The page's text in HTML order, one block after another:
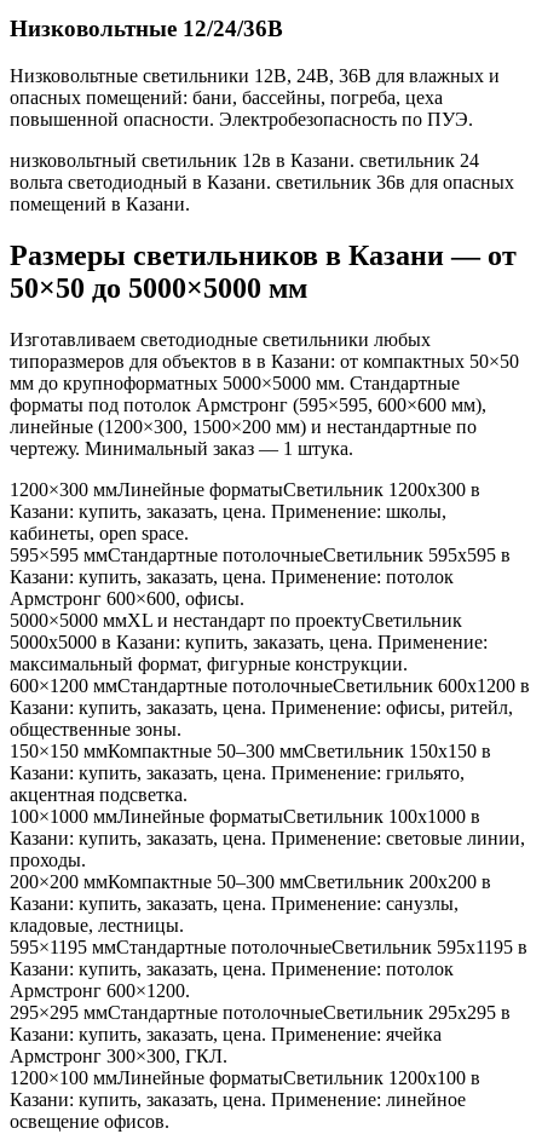
Низковольтные 12/24/36В
Низковольтные светильники 12В, 24В, 36В для влажных и
опасных помещений: бани, бассейны, погреба, цеха
повышенной опасности. Электробезопасность по ПУЭ.
низковольтный светильник 12в в Казани. светильник 24
вольта светодиодный в Казани. светильник 36в для опасных
помещений в Казани.
Размеры светильников в Казани— от
50×50 до 5000×5000 мм
Изготавливаем светодиодные светильники любых
типоразмеров для объектов в в Казани: от компактных 50×50
мм до крупноформатных 5000×5000 мм. Стандартные
форматы под потолок Армстронг (595×595, 600×600 мм),
линейные (1200×300, 1500×200 мм) и нестандартные по
чертежу. Минимальный заказ — 1 штука.
1200×300 ммЛинейные форматыСветильник 1200x300 в
Казани: купить, заказать, цена. Применение: школы,
кабинеты, open space.
595×595 ммСтандартные потолочныеСветильник 595x595 в
Казани: купить, заказать, цена. Применение: потолок
Армстронг 600×600, офисы.
5000×5000 ммXL и нестандарт по проектуСветильник
5000x5000 в Казани: купить, заказать, цена. Применение:
максимальный формат, фигурные конструкции.
600×1200 ммСтандартные потолочныеСветильник 600x1200 в
Казани: купить, заказать, цена. Применение: офисы, ритейл,
общественные зоны.
150×150 ммКомпактные 50–300 ммСветильник 150x150 в
Казани: купить, заказать, цена. Применение: грильято,
акцентная подсветка.
100×1000 ммЛинейные форматыСветильник 100x1000 в
Казани: купить, заказать, цена. Применение: световые линии,
проходы.
200×200 ммКомпактные 50–300 ммСветильник 200x200 в
Казани: купить, заказать, цена. Применение: санузлы,
кладовые, лестницы.
595×1195 ммСтандартные потолочныеСветильник 595x1195 в
Казани: купить, заказать, цена. Применение: потолок
Армстронг 600×1200.
295×295 ммСтандартные потолочныеСветильник 295x295 в
Казани: купить, заказать, цена. Применение: ячейка
Армстронг 300×300, ГКЛ.
1200×100 ммЛинейные форматыСветильник 1200x100 в
Казани: купить, заказать, цена. Применение: линейное
освещение офисов.